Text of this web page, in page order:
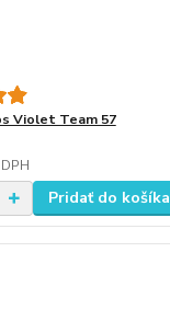
Violet Team 57
Pridať do košíka